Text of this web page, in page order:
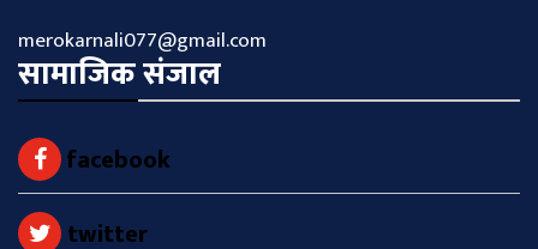
merokarnali077@gmail.com
सामाजिक संजाल
facebook
twitter